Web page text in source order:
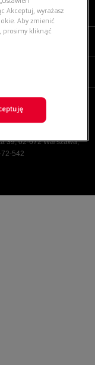
39, 02-672 Warszawa,
542
Akceptuj, wyrażasz
Aby zmienić
prosimy kliknąć